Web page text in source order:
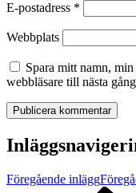
E-postadress *
Webbplats
Spara mitt namn,
webbläsare till nästa
Föregående inlägg